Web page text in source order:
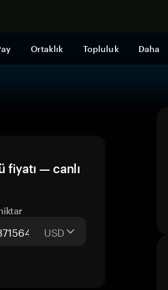
Ortaklık Topluluk Daha
fiyatı — canlı
USD